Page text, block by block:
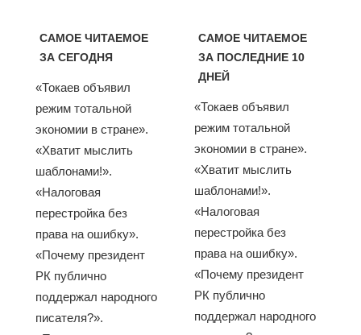
САМОЕ ЧИТАЕМОЕ
ЗА СЕГОДНЯ
«Токаев объявил
режим тотальной
экономии в стране».
«Хватит мыслить
шаблонами!».
«Налоговая
перестройка без
права на ошибку».
«Почему президент
РК публично
поддержал народного
писателя?».
САМОЕ ЧИТАЕМОЕ
ЗА ПОСЛЕДНИЕ 10
ДНЕЙ
«Токаев объявил
режим тотальной
экономии в стране».
«Хватит мыслить
шаблонами!».
«Налоговая
перестройка без
права на ошибку».
«Почему президент
РК публично
поддержал народного